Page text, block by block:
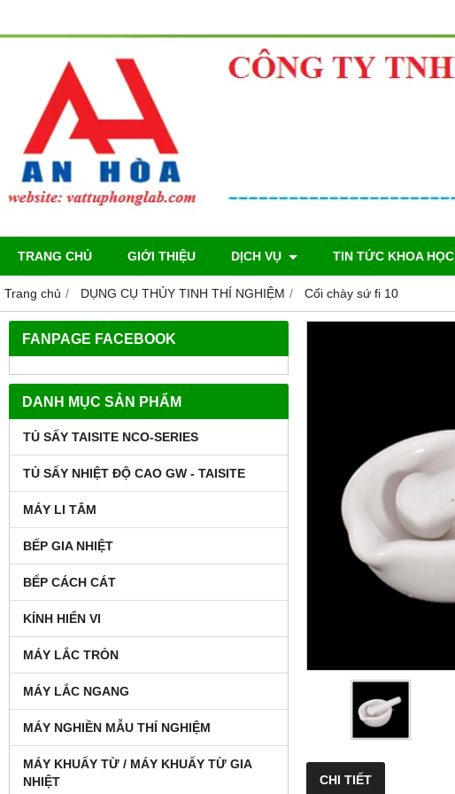
TRANG CHỦ GIỚI THIỆU DỊCH VỤ TIN TỨC KHOA HỌC
Trang chủ DỤNG CỤ THỦY TINH THÍ NGHIỆM Cối chày sứ fi 10
FANPAGE FACEBOOK
DANH MỤC SẢN PHẨM
TỦ SẤY TAISITE NCO-SERIES
TỦ SẤY NHIỆT ĐỘ CAO GW - TAISITE
MÁY LI TÂM
BẾP GIA NHIỆT
BẾP CÁCH CÁT
KÍNH HIỂN VI
MÁY LẮC TRÒN
MÁY LẮC NGANG
MÁY NGHIỀN MẪU THÍ NGHIỆM
MÁY KHUẤY TỪ / MÁY KHUẤY TỪ GIA
NHIỆT
CHI TIẾT